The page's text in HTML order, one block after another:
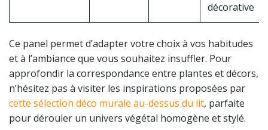
décorative
Ce panel permet d’adapter votre choix à vos habitudes
et à l’ambiance que vous souhaitez insuffler. Pour
approfondir la correspondance entre plantes et décors,
n’hésitez pas à visiter les inspirations proposées par
cette sélection déco murale au-dessus du lit, parfaite
pour dérouler un univers végétal homogène et stylé.